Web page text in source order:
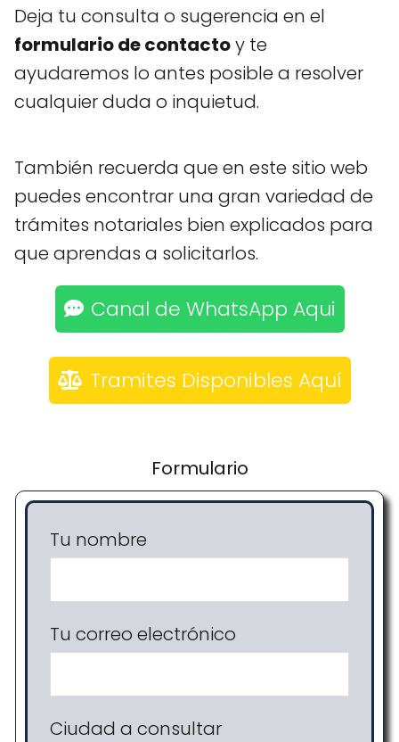
Deja tu consulta o sugerencia en el
formulario de contactoy te
ayudaremos lo antes posible a resolver
cualquier duda o inquietud.
También recuerda que en este sitio web
puedes encontrar una gran variedad de
trámites notariales bien explicados para
que aprendas a solicitarlos.
Canal de WhatsApp Aqui
Tramites Disponibles Aquí
Formulario
Tu nombre
Tu correo electrónico
Ciudad a consultar